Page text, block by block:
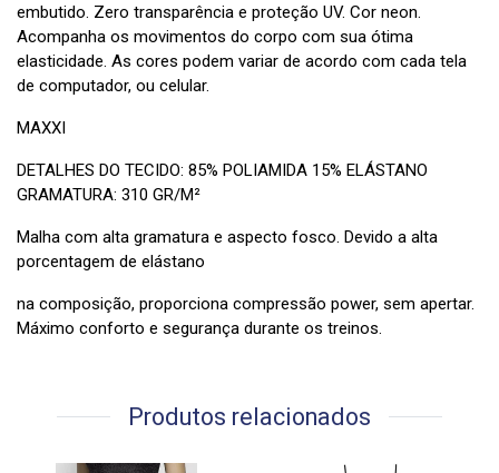
embutido. Zero transparência e proteção UV. Cor neon.
Acompanha os movimentos do corpo com sua ótima
elasticidade. As cores podem variar de acordo com cada tela
de computador, ou celular.
MAXXI
DETALHES DO TECIDO: 85% POLIAMIDA 15% ELÁSTANO
GRAMATURA: 310 GR/M²
Malha com alta gramatura e aspecto fosco. Devido a alta
porcentagem de elástano
na composição, proporciona compressão power, sem apertar.
Máximo conforto e segurança durante os treinos.
Produtos relacionados